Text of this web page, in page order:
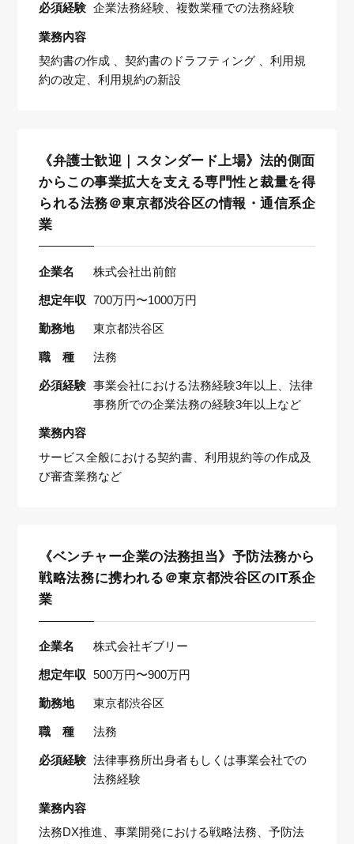
必須経験 企業法務経験、複数業種での法務経験
業務内容
契約書の作成 、契約書のドラフティング 、利用規
約の改定、利用規約の新設
《弁護士歓迎｜スタンダード上場》法的側面
からこの事業拡大を支える専門性と裁量を得
られる法務＠東京都渋谷区の情報・通信系企
業
企業名 株式会社出前館
想定年収 700万円〜1000万円
勤務地 東京都渋谷区
職 種 法務
必須経験 事業会社における法務経験3年以上、法律
事務所での企業法務の経験3年以上など
業務内容
サービス全般における契約書、利用規約等の作成及
び審査業務など
《ベンチャー企業の法務担当》予防法務から
戦略法務に携われる＠東京都渋谷区のIT系企
業
企業名 株式会社ギブリー
想定年収 500万円〜900万円
勤務地 東京都渋谷区
職 種 法務
必須経験 法律事務所出身者もしくは事業会社での
法務経験
業務内容
法務DX推進、事業開発における戦略法務、予防法